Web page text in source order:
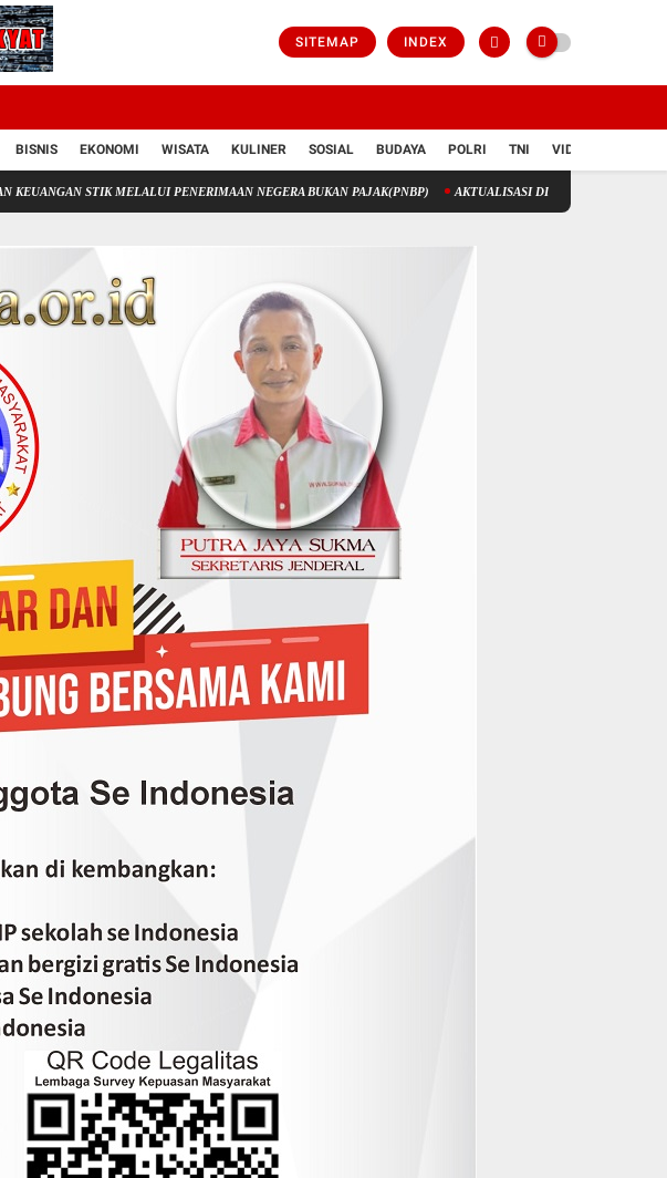
SITEMAP INDEX
BISNIS EKONOMI WISATA KULINER SOSIAL BUDAYA POLRI TNI VIDIO
STIK MELALUI PENERIMAAN NEGERA BUKAN PAJAK(PNBP) AKTUALISASI DIRI ATAU GLORIFIKASI DIRI?